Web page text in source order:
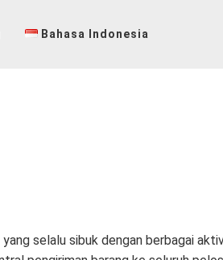
Bahasa Indonesia
selalu sibuk dengan berbagai